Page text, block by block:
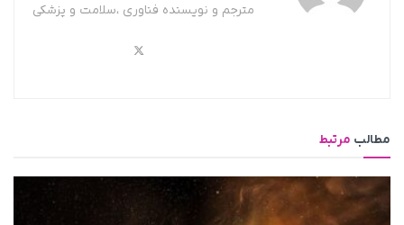
مترجم و نویسنده فناوری ،سلامت و پزشکی
مطالب مرتبط